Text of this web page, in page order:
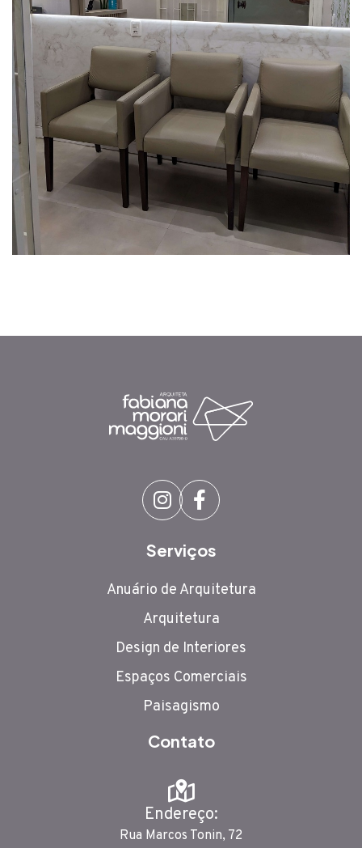
Serviços
Anuário de Arquitetura
Arquitetura
Design de Interiores
Espaços Comerciais
Paisagismo
Contato
Endereço:
Rua Marcos Tonin, 72